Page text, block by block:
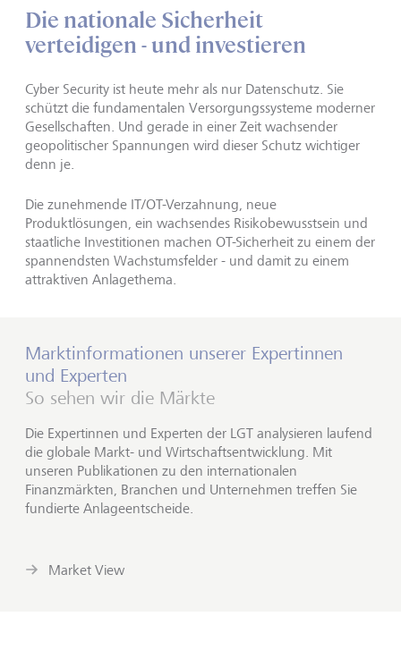
Die nationale Sicherheit
verteidigen - und investieren
Cyber Security ist heute mehr als nur Datenschutz. Sie
schützt die fundamentalen Versorgungssysteme moderner
Gesellschaften. Und gerade in einer Zeit wachsender
geopolitischer Spannungen wird dieser Schutz wichtiger
denn je.
Die zunehmende IT/OT-Verzahnung, neue
Produktlösungen, ein wachsendes Risikobewusstsein und
staatliche Investitionen machen OT-Sicherheit zu einem der
spannendsten Wachstumsfelder - und damit zu einem
attraktiven Anlagethema.
Marktinformationen unserer Expertinnen
und Experten
So sehen wir die Märkte
Die Expertinnen und Experten der LGT analysieren laufend
die globale Markt- und Wirtschaftsentwicklung. Mit
unseren Publikationen zu den internationalen
Finanzmärkten, Branchen und Unternehmen treffen Sie
fundierte Anlageentscheide.
Market View